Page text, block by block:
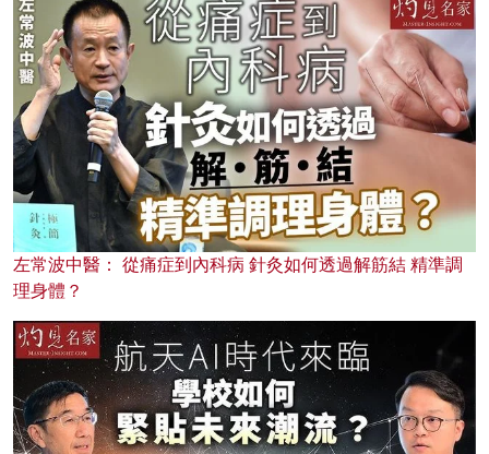
左常波中醫： 從痛症到內科病 針灸如何透過解筋結 精準調
理身體？